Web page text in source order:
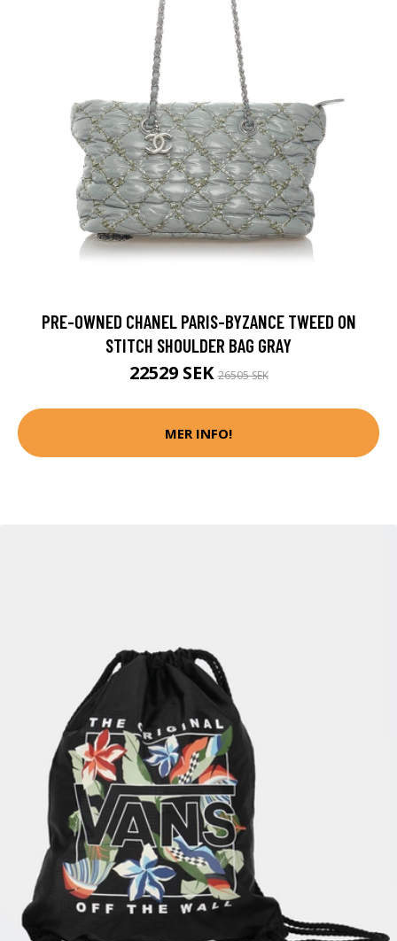
PRE-OWNED CHANEL PARIS-BYZANCE TWEED ON
STITCH SHOULDER BAG GRAY
22529 SEK26505 SEK
MER INFO!